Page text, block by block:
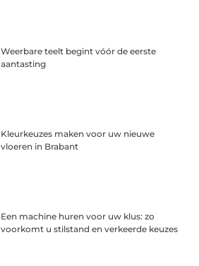
Weerbare teelt begint vóór de eerste
aantasting
Kleurkeuzes maken voor uw nieuwe
vloeren in Brabant
Een machine huren voor uw klus: zo
voorkomt u stilstand en verkeerde keuzes